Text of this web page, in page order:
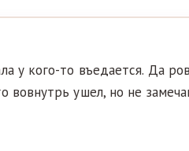
у кого-то въедается. Да
вовнутрь ушел, но не